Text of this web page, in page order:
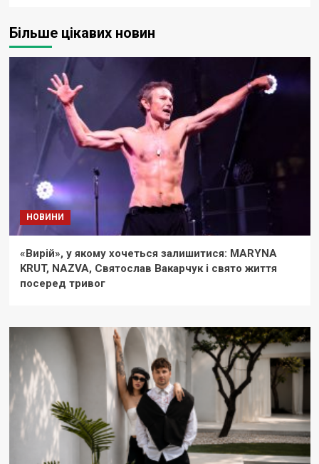
Більше цікавих новин
НОВИНИ
«Вирій», у якому хочеться залишитися: MARYNA
KRUT, NAZVA, Святослав Вакарчук і свято життя
посеред тривог